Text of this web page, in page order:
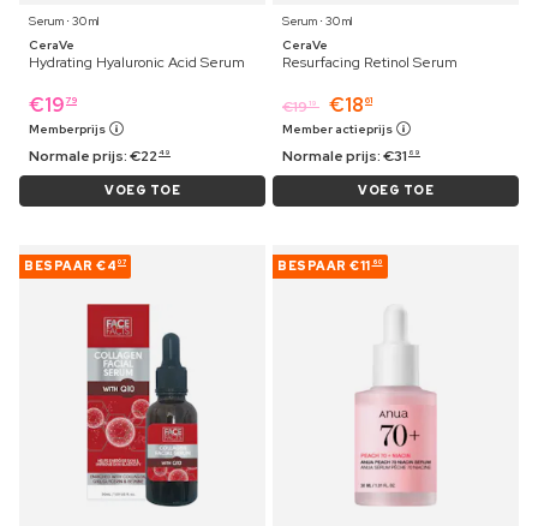
Serum ⋅ 30 ml
CeraVe
Hydrating Hyaluronic Acid Serum
€19 79
Memberprijs
Normale prijs:€22 49
VOEG TOE
Serum ⋅ 30 ml
CeraVe
Resurfacing Retinol Serum
€1919 €18 61
Member actieprijs
Normale prijs:€31 69
VOEG TOE
BESPAAR €4 07 BESPAAR €11 60